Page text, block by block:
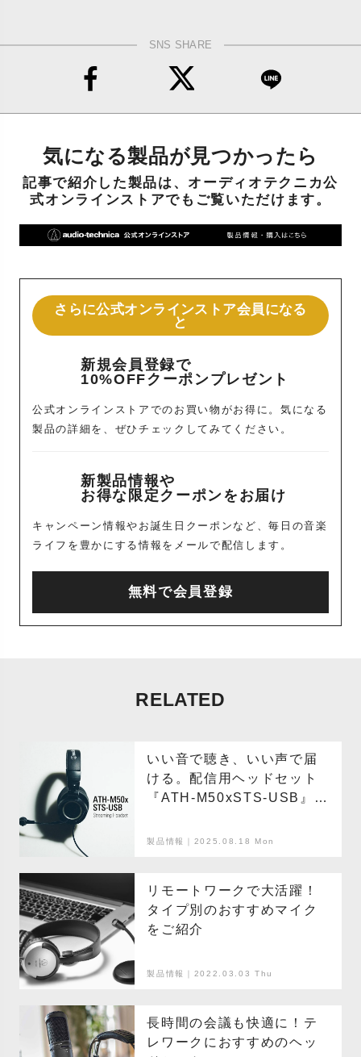
SNS SHARE
気になる製品が見つかったら
記事で紹介した製品は、オーディオテクニカ公
式オンラインストアでもご覧いただけます。
さらに公式オンラインストア会員になる
と
新規会員登録で
10%OFFクーポンプレゼント
公式オンラインストアでのお買い物がお得に。気になる
製品の詳細を、ぜひチェックしてみてください。
新製品情報や
お得な限定クーポンをお届け
キャンペーン情報やお誕生日クーポンなど、毎日の音楽
ライフを豊かにする情報をメールで配信します。
無料で会員登録
RELATED
いい音で聴き、いい声で届
ける。配信用ヘッドセット
『ATH-M50xSTS-USB』で
ストリーミング
製品情報｜2025.08.18 Mon
リモートワークで大活躍！
タイプ別のおすすめマイク
をご紹介
製品情報｜2022.03.03 Thu
長時間の会議も快適に！テ
レワークにおすすめのヘッ